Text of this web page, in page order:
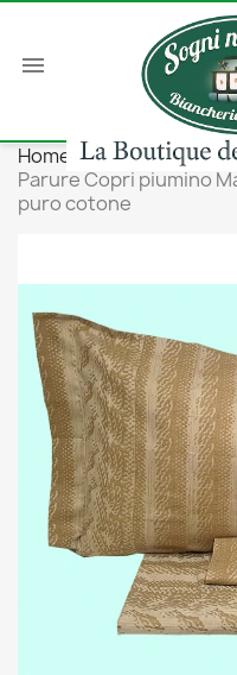

Home Camera da
Parure Copri piumino
puro cotone